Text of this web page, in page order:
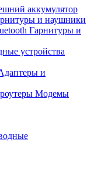
аккумулятор
и наушники
Гарнитуры и
устройства
и
Модемы